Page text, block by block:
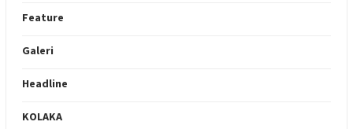
Feature
Galeri
Headline
KOLAKA